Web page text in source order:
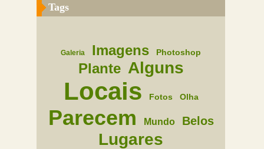
Tags
Galeria Imagens Photoshop
Plante Alguns
Locais Fotos Olha
Parecem Mundo Belos
Lugares